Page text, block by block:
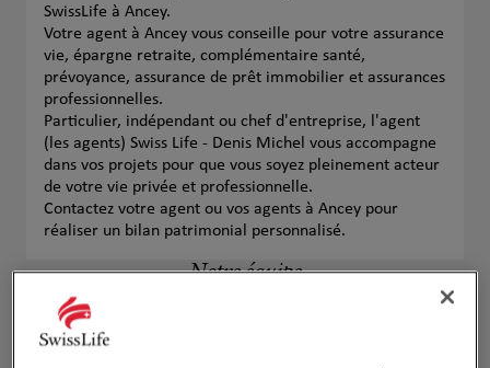
SwissLife à Ancey.
Votre agent à Ancey vous conseille pour votre assurance
vie, épargne retraite, complémentaire santé,
prévoyance, assurance de prêt immobilier et assurances
professionnelles.
Particulier, indépendant ou chef d'entreprise, l'agent
(les agents) Swiss Life - Denis Michel vous accompagne
dans vos projets pour que vous soyez pleinement acteur
de votre vie privée et professionnelle.
Contactez votre agent ou vos agents à Ancey pour
réaliser un bilan patrimonial personnalisé.
Notre équipe